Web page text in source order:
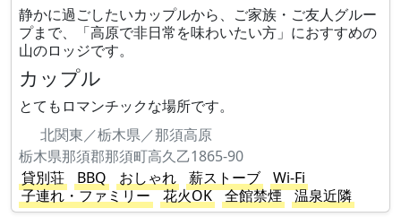
静かに過ごしたいカップルから、ご家族・ご友人グルー
プまで、「高原で非日常を味わいたい方」におすすめの
山のロッジです。
カップル
とてもロマンチックな場所です。
北関東／栃木県／那須高原
栃木県那須郡那須町高久乙1865-90
貸別荘
BBQ おしゃれ 薪ストーブ
Wi-Fi
子連れ・ファミリー
花火OK 全館禁煙
温泉近隣